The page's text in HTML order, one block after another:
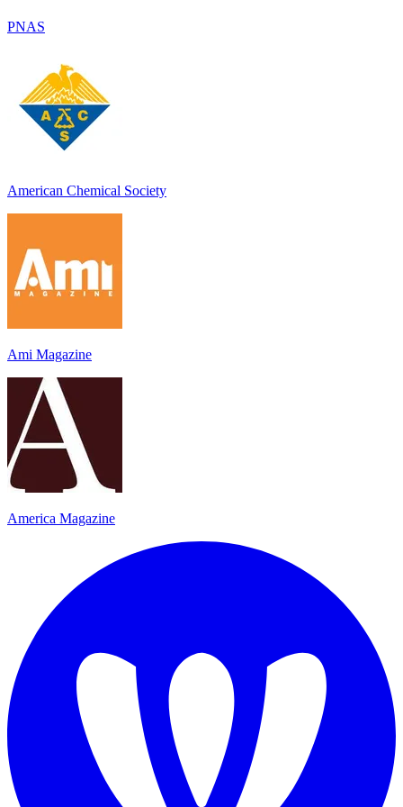
PNAS
American Chemical Society
Ami Magazine
America Magazine